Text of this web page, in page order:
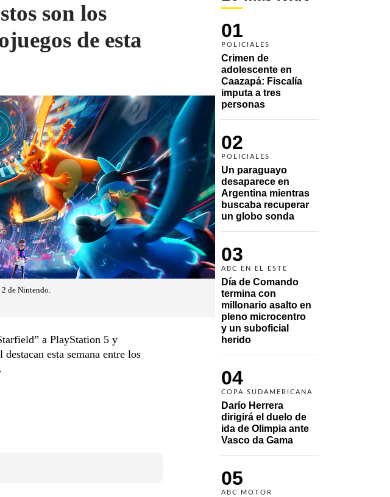
01
POLICIALES
Crimen de
adolescente en
Caazapá: Fiscalía
imputa a tres
personas
02
POLICIALES
Un paraguayo
desaparece en
Argentina mientras
buscaba recuperar
un globo sonda
03
ABC EN EL ESTE
Día de Comando
termina con
millonario asalto en
pleno microcentro
y un suboficial
herido
04
COPA SUDAMERICANA
Darío Herrera
dirigirá el duelo de
ida de Olimpia ante
Vasco da Gama
05
ABC MOTOR
son los
de esta
de Nintendo.
a PlayStation 5 y
esta semana entre los